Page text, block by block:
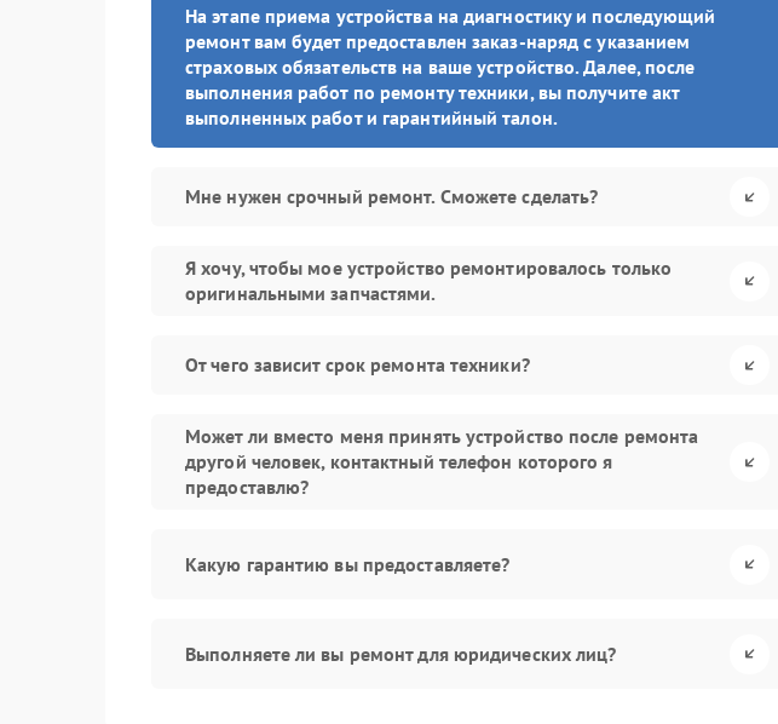
На этапе приема устройства на диагностику и последующий
ремонт вам будет предоставлен заказ-наряд с указанием
страховых обязательств на ваше устройство. Далее, после
выполнения работ по ремонту техники, вы получите акт
выполненных работ и гарантийный талон.
Мне нужен срочный ремонт. Сможете сделать?
Я хочу, чтобы мое устройство ремонтировалось только
оригинальными запчастями.
От чего зависит срок ремонта техники?
Может ли вместо меня принять устройство после ремонта
другой человек, контактный телефон которого я
предоставлю?
Какую гарантию вы предоставляете?
Выполняете ли вы ремонт для юридических лиц?